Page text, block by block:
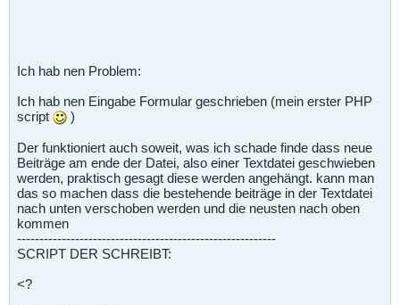
Ich hab nen Problem:
Ich hab nen Eingabe Formular geschrieben (mein erster PHP
script
)
Der funktioniert auch soweit, was ich schade finde dass neue
Beiträge am ende der Datei, also einer Textdatei geschwieben
werden, praktisch gesagt diese werden angehängt. kann man
das so machen dass die bestehende beiträge in der Textdatei
nach unten verschoben werden und die neusten nach oben
kommen
----------------------------------------------------------
SCRIPT DER SCHREIBT:
<?